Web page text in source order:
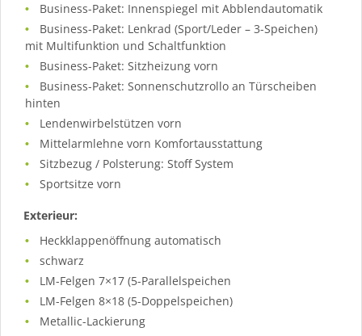
Business-Paket: Innenspiegel mit Abblendautomatik
Business-Paket: Lenkrad (Sport/Leder – 3-Speichen)
mit Multifunktion und Schaltfunktion
Business-Paket: Sitzheizung vorn
Business-Paket: Sonnenschutzrollo an Türscheiben
hinten
Lendenwirbelstützen vorn
Mittelarmlehne vorn Komfortausstattung
Sitzbezug / Polsterung: Stoff System
Sportsitze vorn
Exterieur:
Heckklappenöffnung automatisch
schwarz
LM-Felgen 7×17 (5-Parallelspeichen
LM-Felgen 8×18 (5-Doppelspeichen)
Metallic-Lackierung